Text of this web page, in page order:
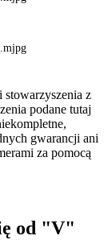
stowarzyszenia z
podane tutaj
gwarancji ani
za pomocą
od "V"